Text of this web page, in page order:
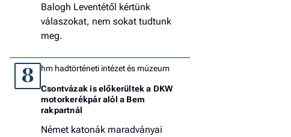
Balogh Leventétől kértünk
válaszokat, nem sokat tudtunk
meg.
8 hm hadtörténeti intézet és múzeum
Csontvázak is előkerültek a DKW
motorkerékpár alól a Bem
rakpartnál
Német katonák maradványai